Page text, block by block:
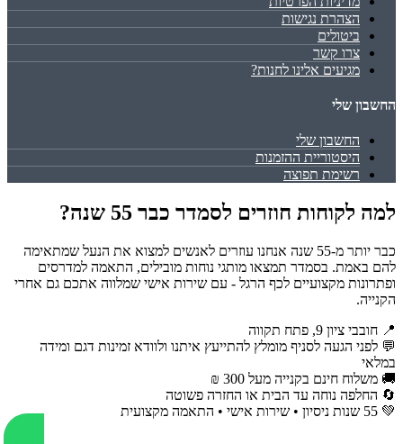
הצהרת נגישות
ביטולים
צרו קשר
מגיעים אלינו לחנות?
החשבון שלי
החשבון שלי
היסטוריית ההזמנות
רשימת תפוצה
למה לקוחות חוזרים לסמדר כבר 55 שנה?
כבר יותר מ-55 שנה אנחנו עוזרים לאנשים למצוא את הנעל שמתאימה
להם באמת. בסמדר תמצאו מותגי נוחות מובילים, התאמה למדרסים
ופתרונות מקצועיים לכף הרגל - עם שירות אישי שמלווה אתכם גם אחרי
הקנייה.
📍 חובבי ציון 9, פתח תקווה
💬 לפני הגעה לסניף מומלץ להתייעץ איתנו ולוודא זמינות דגם ומידה
במלאי
🚚 משלוח חינם בקנייה מעל 300 ₪
🔄 החלפה נוחה עד הבית או החזרה פשוטה
💚 55 שנות ניסיון • שירות אישי • התאמה מקצועית